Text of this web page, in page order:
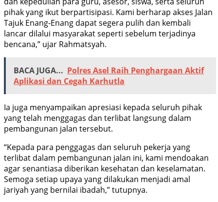
pihak yang ikut berpartisipasi. Kami berharap akses Jalan
Tajuk Enang-Enang dapat segera pulih dan kembali
lancar dilalui masyarakat seperti sebelum terjadinya
bencana,” ujar Rahmatsyah.
BACA JUGA... Polres Asel Raih Penghargaan Aktif
Aplikasi dan Cegah Karhutla
Ia juga menyampaikan apresiasi kepada seluruh pihak
yang telah menggagas dan terlibat langsung dalam
pembangunan jalan tersebut.
“Kepada para penggagas dan seluruh pekerja yang
terlibat dalam pembangunan jalan ini, kami mendoakan
agar senantiasa diberikan kesehatan dan keselamatan.
Semoga setiap upaya yang dilakukan menjadi amal
jariyah yang bernilai ibadah,” tutupnya.